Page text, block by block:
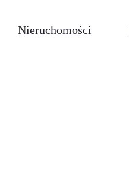
Nieruchomości